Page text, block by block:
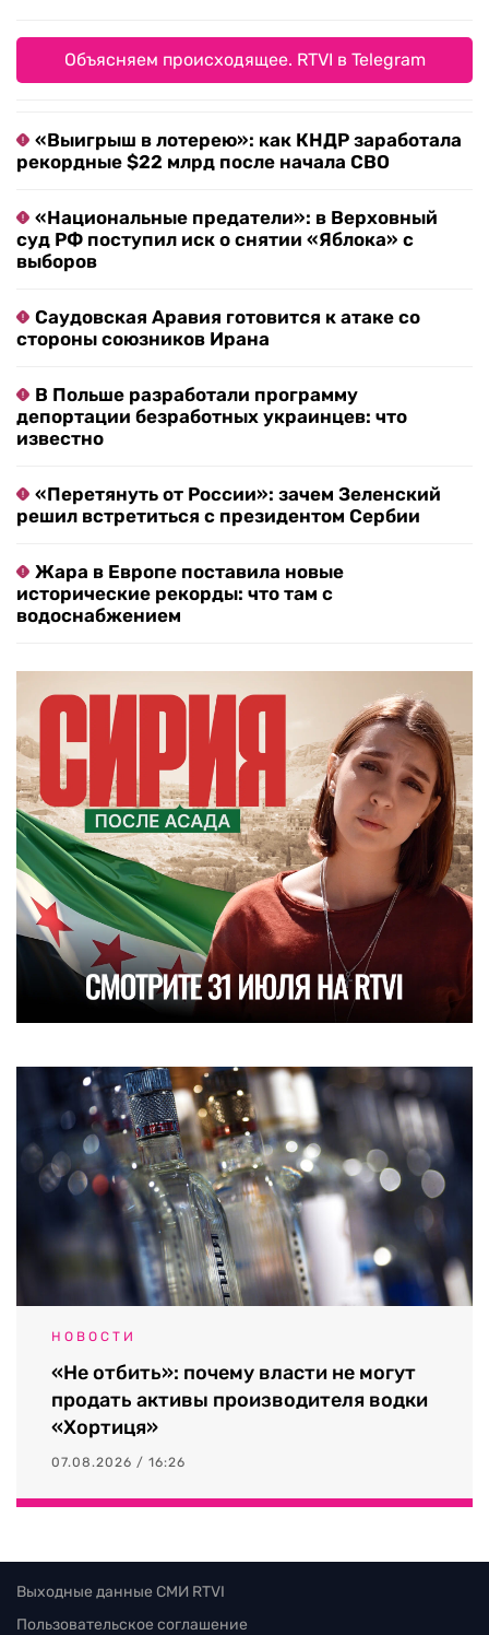
Объясняем происходящее. RTVI в Telegram
«Выигрыш в лотерею»: как КНДР заработала
рекордные $22 млрд после начала СВО
«Национальные предатели»: в Верховный
суд РФ поступил иск о снятии «Яблока» с
выборов
Саудовская Аравия готовится к атаке со
стороны союзников Ирана
В Польше разработали программу
депортации безработных украинцев: что
известно
«Перетянуть от России»: зачем Зеленский
решил встретиться с президентом Сербии
Жара в Европе поставила новые
исторические рекорды: что там с
водоснабжением
НОВОСТИ
«Не отбить»: почему власти не могут
продать активы производителя водки
«Хортиця»
07.08.2026 / 16:26
Выходные данные СМИ RTVI
Пользовательское соглашение